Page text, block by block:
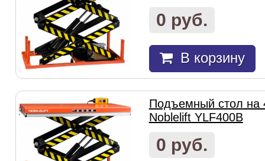
0 руб.
В корзину
Подъемный стол на
Noblelift YLF400B
0 руб.